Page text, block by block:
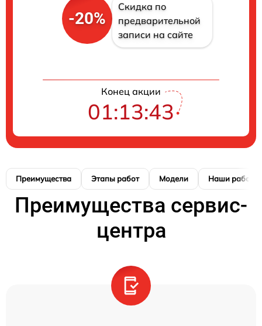
-20%
Скидка по
предварительной
записи на сайте
Конец акции
01:13:42
Преимущества Этапы работ Модели Наши работы
Преимущества сервис-
центра